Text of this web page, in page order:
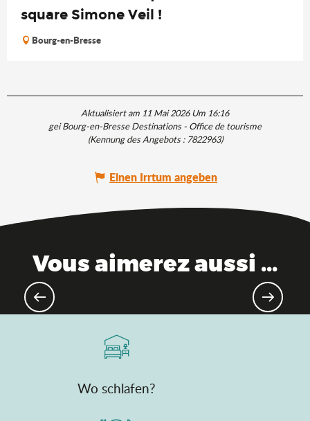
square Simone Veil !
Bourg-en-Bresse
Aktualisiert am 11 Mai 2026 Um 16:16
gei Bourg-en-Bresse Destinations - Office de tourisme
(Kennung des Angebots :7822963)
Einen Irrtum angeben
Vous aimerez aussi ...
Wo schlafen?